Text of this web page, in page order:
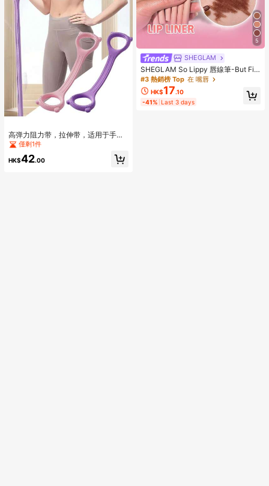
高弹力阻力带，拉伸带，适用于手
臂、肩膀、背部、腿部拉伸，上半身
锻炼器材，便携式家用/办公弹力绳，
适用于瑜伽、普拉提、健身拉伸，8字
僅剩1件
HK$42.00
5
SHEGLAM
SHEGLAM So Lippy 唇線筆-But Firs
t,Coffee 品牌美妝化妝品 適合女士與
女孩
#3 熱銷榜 Top 在 嘴唇
HK$17.10
-41% Last 3 days